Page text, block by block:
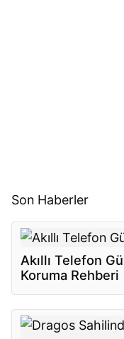
Son Haberler
Akıllı Telefon
Koruma Rehberi